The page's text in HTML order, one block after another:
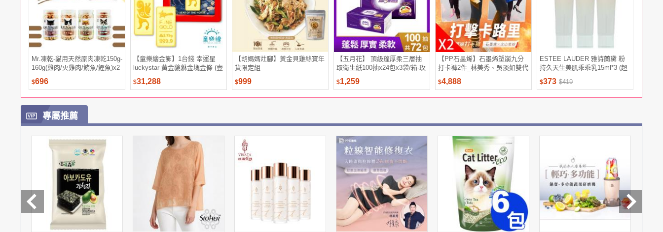
Mr.凍乾-貓用天然原肉凍乾150g-
160g(雞肉/火雞肉/鮪魚/鰹魚)x2
罐
$696
【童樂繪金飾】1台錢 幸運星
luckystar 黃金貔貅金塊金條 (壹
台錢3.75g)
$31,288
【胡媽媽灶腳】黃金貝雞絲寶年
貨限定組
$999
【五月花】 頂級蓬厚柔三層抽
取衛生紙100抽x24包x3袋/箱-玫
瑰果油
$1,259
【PP石墨烯】石墨烯塑崩九分
打卡褲2件_林美秀、吳淡如雙代
言
$4,888
ESTEE LAUDER 雅詩蘭黛 粉
持久天生美肌乖乖乳15ml*3 (超
越正貨容量組)
$373 $419
專屬推薦